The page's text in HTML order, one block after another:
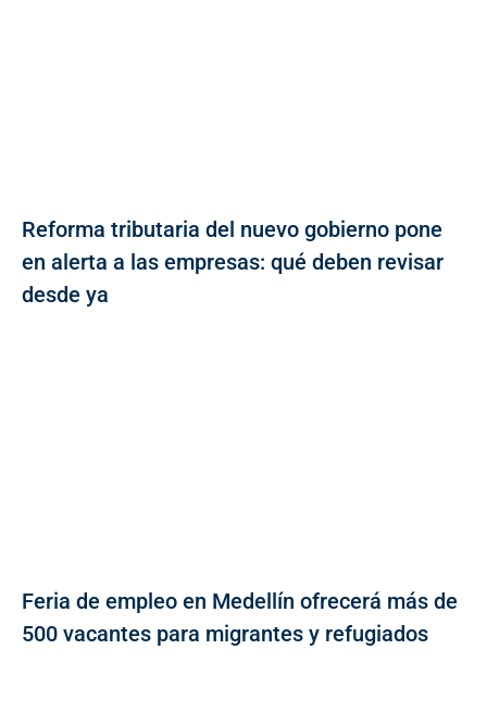
Reforma tributaria del nuevo gobierno pone
en alerta a las empresas: qué deben revisar
desde ya
Feria de empleo en Medellín ofrecerá más de
500 vacantes para migrantes y refugiados